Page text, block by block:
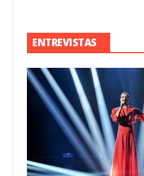
ENTREVISTAS